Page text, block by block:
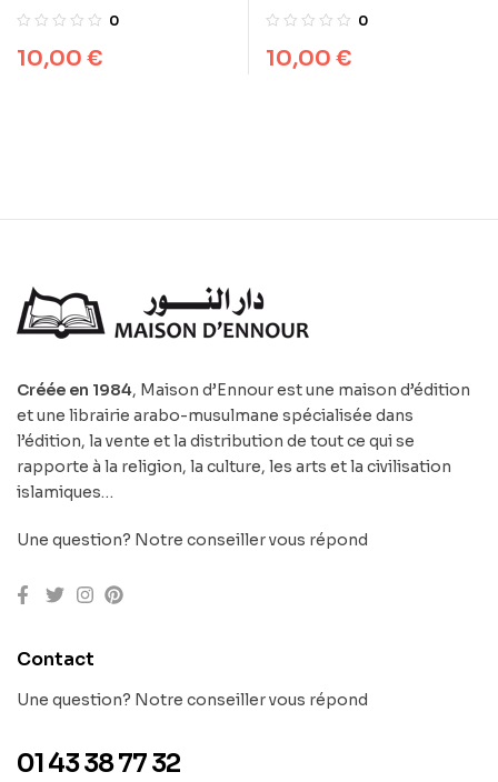
aux jeunes0
10,00 €
0
10,00 €
Créée en 1984, Maison d’Ennour est une maison d’édition
et une librairie arabo-musulmane spécialisée dans
l’édition, la vente et la distribution de tout ce qui se
rapporte à la religion, la culture, les arts et la civilisation
islamiques…
Une question? Notre conseiller vous répond
Contact
Une question? Notre conseiller vous répond
01 43 38 77 32